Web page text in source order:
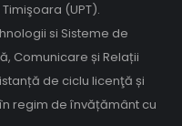
(UPT).
si Sisteme de
Comunicare și Relații
de ciclu licenţă și
regim de învățământ cu